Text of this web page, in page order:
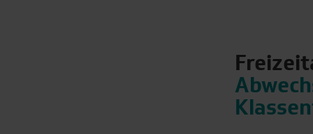
| Top-